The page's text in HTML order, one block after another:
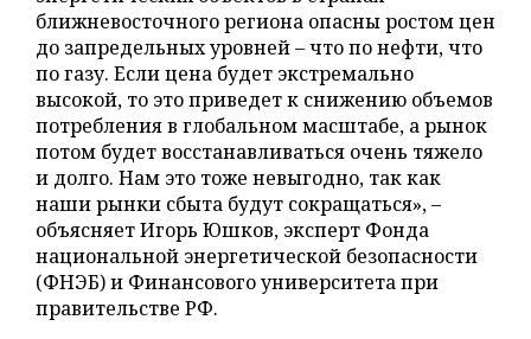
ближневосточного региона опасны ростом цен
до запредельных уровней – что по нефти, что
по газу. Если цена будет экстремально
высокой, то это приведет к снижению объемов
потребления в глобальном масштабе, а рынок
потом будет восстанавливаться очень тяжело
и долго. Нам это тоже невыгодно, так как
наши рынки сбыта будут сокращаться», –
объясняет Игорь Юшков, эксперт Фонда
национальной энергетической безопасности
(ФНЭБ) и Финансового университета при
правительстве РФ.